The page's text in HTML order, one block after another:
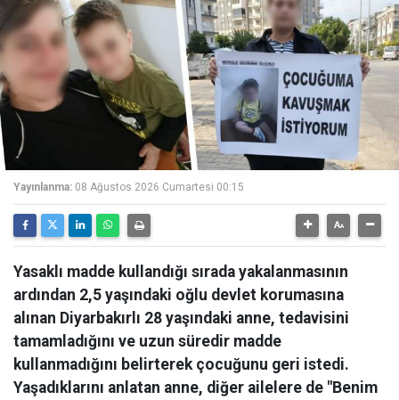
Yayınlanma: 08 Ağustos 2026 Cumartesi 00:15
Yasaklı madde kullandığı sırada yakalanmasının
ardından 2,5 yaşındaki oğlu devlet korumasına
alınan Diyarbakırlı 28 yaşındaki anne, tedavisini
tamamladığını ve uzun süredir madde
kullanmadığını belirterek çocuğunu geri istedi.
Yaşadıklarını anlatan anne, diğer ailelere de "Benim